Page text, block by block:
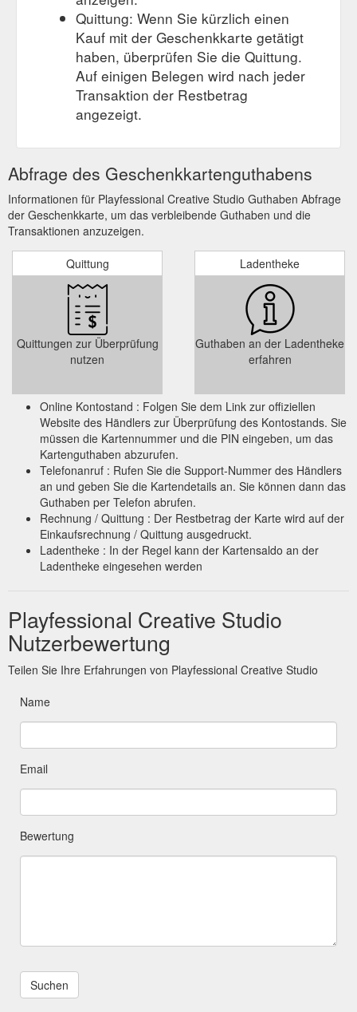
Quittung: Wenn Sie kürzlich einen
Kauf mit der Geschenkkarte getätigt
haben, überprüfen Sie die Quittung.
Auf einigen Belegen wird nach jeder
Transaktion der Restbetrag
angezeigt.
Abfrage des Geschenkkartenguthabens
Informationen für Playfessional Creative Studio Guthaben Abfrage
der Geschenkkarte, um das verbleibende Guthaben und die
Transaktionen anzuzeigen.
Quittung
Quittungen zur Überprüfung
nutzen
Ladentheke
Guthaben an der Ladentheke
erfahren
Online Kontostand : Folgen Sie dem Link zur offiziellen
Website des Händlers zur Überprüfung des Kontostands. Sie
müssen die Kartennummer und die PIN eingeben, um das
Kartenguthaben abzurufen.
Telefonanruf : Rufen Sie die Support-Nummer des Händlers
an und geben Sie die Kartendetails an. Sie können dann das
Guthaben per Telefon abrufen.
Rechnung / Quittung : Der Restbetrag der Karte wird auf der
Einkaufsrechnung / Quittung ausgedruckt.
Ladentheke : In der Regel kann der Kartensaldo an der
Ladentheke eingesehen werden
Playfessional Creative Studio
Nutzerbewertung
Teilen Sie Ihre Erfahrungen von Playfessional Creative Studio
Name
Email
Bewertung